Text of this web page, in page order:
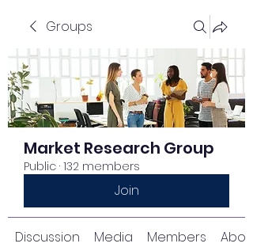
Groups
Market Research Group
Public · 132 members
Join
Discussion Media Members About